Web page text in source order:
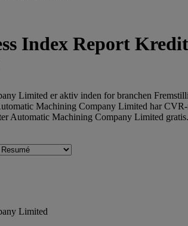
Limited er aktiv inden for branchen
Machining Company Limited har
Automatic Machining Company Limited gratis.
Limited